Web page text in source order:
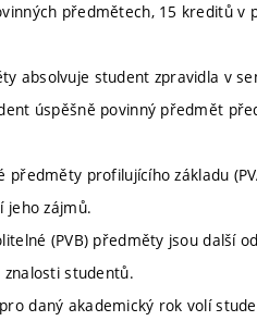
předmětech, 15 kreditů
absolvuje student zpravidla v
úspěšně povinný předmět
předměty profilujícího základu
jeho zájmů.
(PVB) předměty jsou další
studentů.
daný akademický rok volí